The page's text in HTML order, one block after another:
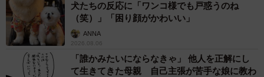
犬たちの反応に「ワンコ様でも戸惑うのね
（笑）」「困り顔がかわいい」
ANNA
2026.08.06
「誰かみたいにならなきゃ」 他人を正解にし
て生きてきた母親 自己主張が苦手な娘に教わ